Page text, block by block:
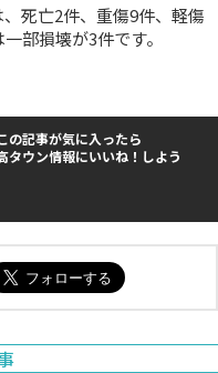
死亡2件、重傷9件、軽傷
部損壊が3件です。
の記事が気に入ったら
タウン情報にいいね！しよう